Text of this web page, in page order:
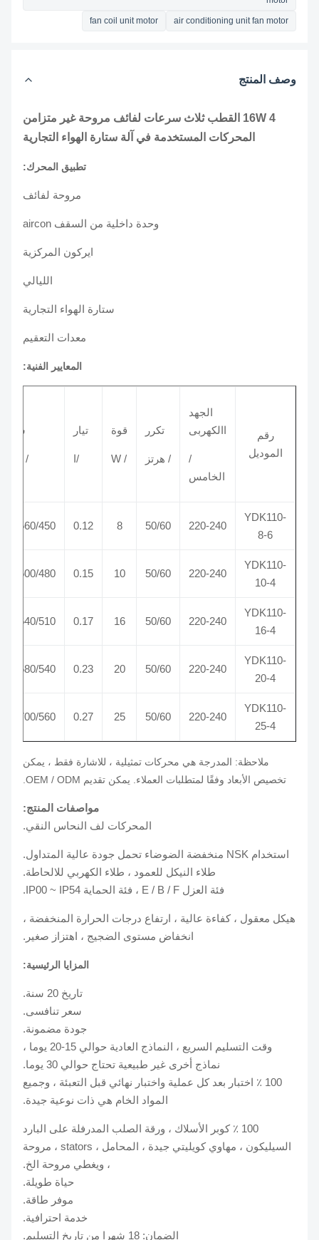
air conditioning unit fan motor
fan coil unit motor
وصف المنتج
16W 4 القطب ثلاث سرعات لفائف مروحة غير متزامن
المحركات المستخدمة في آلة ستارة الهواء التجارية
تطبيق المحرك:
مروحة لفائف
وحدة داخلية من السقف aircon
ايركون المركزية
الليالي
ستارة الهواء التجارية
معدات التعقيم
المعايير الفنية:
الموديل
الجهد
االكهربى
الخامس
/ هرتز
قوة
/ W
سرعة
YDK110-
220-240
50/60
700/560/450
YDK110-
220-240
50/60
10
0.15
750/600/480
YDK110-
220-240
50/60
16
0.17
800/640/510
YDK110-
220-240
50/60
20
0.23
850/680/540
YDK110-
220-240
50/60
25
0.27
880/700/560
ملاحظة: المدرجة هي محركات تمثيلية ، للاشارة فقط ، يمكن
تخصيص الأبعاد وفقًا لمتطلبات العملاء. يمكن تقديم OEM / ODM.
مواصفات المنتج:
المحركات لف النحاس النقي.
استخدام NSK منخفضة الضوضاء تحمل جودة عالية المتداول.
طلاء النيكل للعمود ، طلاء الكهربي للالحاطة.
فئة العزل E / B / F ، فئة الحماية IP00 ~ IP54.
هيكل معقول ، كفاءة عالية ، ارتفاع درجات الحرارة المنخفضة ،
انخفاض مستوى الضجيج ، اهتزاز صغير.
المزايا الرئيسية:
تاريخ 20 سنة.
سعر تنافسى.
جودة مضمونة.
وقت التسليم السريع ، النماذج العادية حوالي 15-20 يوما ،
نماذج أخرى غير طبيعية تحتاج حوالي 30 يوما.
100 ٪ اختبار بعد كل عملية واختبار نهائي قبل التعبئة ، وجميع
المواد الخام هي ذات نوعية جيدة.
100 ٪ كوبر الأسلاك ، ورقة الصلب المدرفلة على البارد
السيليكون ، مهاوي كويليتي جيدة ، المحامل ، stators ، مروحة
، ويغطي مروحة الخ.
حياة طويلة.
موفر طاقة.
خدمة احترافية.
الضمان: 18 شهرا من تاريخ التسليم.